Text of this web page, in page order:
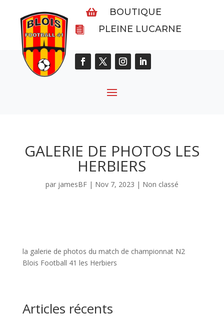
 BOUTIQUE
 PLEINE LUCARNE
GALERIE DE PHOTOS LES
HERBIERS
par jamesBF| Nov 7, 2023 | Non classé
la galerie de photos du match de championnat N2
Blois Football 41 les Herbiers
Articles récents